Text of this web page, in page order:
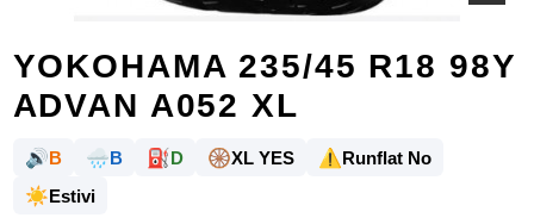
YOKOHAMA 235/45 R18 98Y
ADVAN A052 XL
🔊B 🌧️B ⛽D 🛞XL YES ⚠️Runflat No
☀️Estivi